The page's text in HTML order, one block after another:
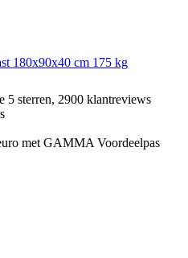
180x90x40 cm 175 kg
5 sterren, 2900 klantreviews
met GAMMA Voordeelpas